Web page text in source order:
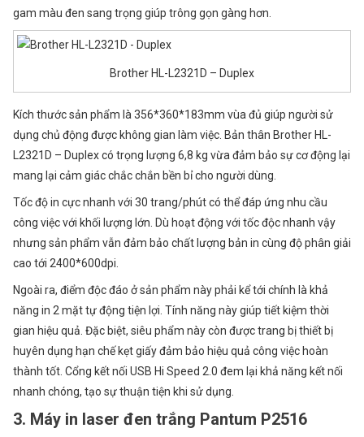
gam màu đen sang trọng giúp trông gọn gàng hơn.
Brother HL-L2321D – Duplex
Kích thước sản phẩm là 356*360*183mm vùa đủ giúp người sử
dụng chủ động được không gian làm việc. Bản thân Brother HL-
L2321D – Duplex có trọng lượng 6,8 kg vừa đảm bảo sự cơ động lại
mang lại cảm giác chắc chắn bền bỉ cho người dùng.
Tốc độ in cực nhanh với 30 trang/phút có thể đáp ứng nhu cầu
công việc với khối lượng lớn. Dù hoạt động với tốc độc nhanh vậy
nhưng sản phẩm vẫn đảm bảo chất lượng bản in cùng độ phân giải
cao tới 2400*600dpi.
Ngoài ra, điểm độc đáo ở sản phẩm này phải kể tới chính là khả
năng in 2 mặt tự động tiện lợi. Tính năng này giúp tiết kiệm thời
gian hiệu quả. Đặc biệt, siêu phẩm này còn được trang bị thiết bị
huyên dụng hạn chế kẹt giấy đảm bảo hiệu quả công việc hoàn
thành tốt. Cổng kết nối USB Hi Speed 2.0 đem lại khả năng kết nối
nhanh chóng, tạo sự thuận tiện khi sử dụng.
3. Máy in laser đen trắng Pantum P2516